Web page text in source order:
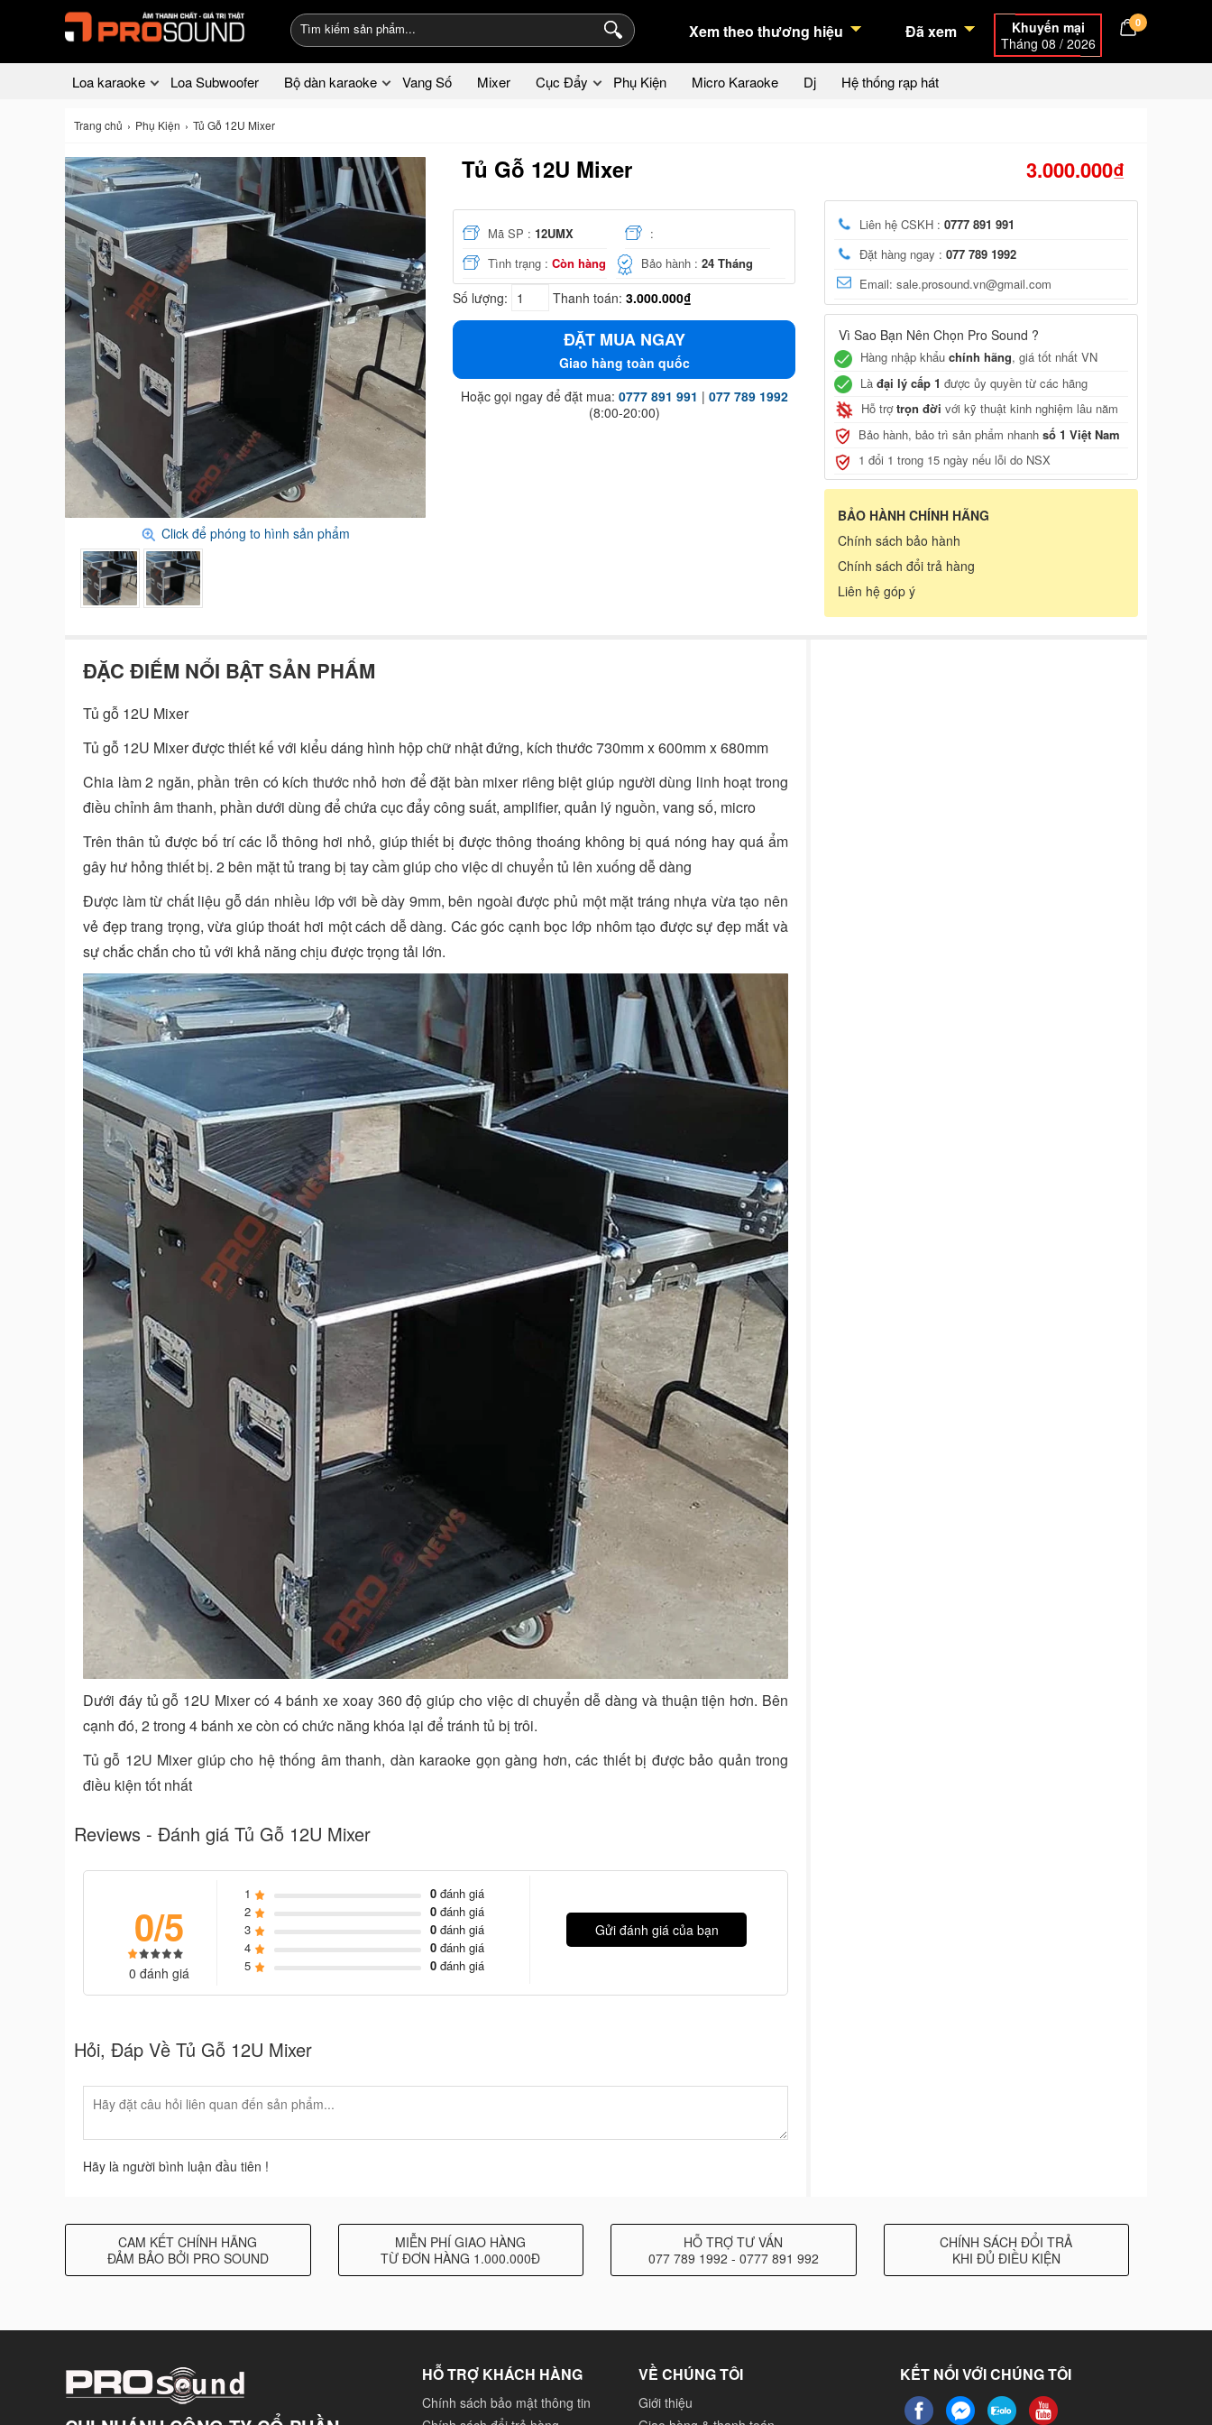
Xem theo thương hiệu Đã xem
Khuyến mại
Tháng 08 / 2026
0
Loa karaoke Loa Subwoofer Bộ dàn karaoke Vang Số Mixer Cục Đẩy Phụ Kiện Micro Karaoke Dj Hệ thống rạp hát
Trang chủ Phụ Kiện Tủ Gỗ 12U Mixer
Click để phóng to hình sản phẩm
Tủ Gỗ 12U Mixer 3.000.000₫
Mã SP : 12UMX
:
Tình trạng : Còn hàng Bảo hành :24 Tháng
Số lượng: Thanh toán: 3.000.000₫
ĐẶT MUA NGAY
Giao hàng toàn quốc
Hoặc gọi ngay để đặt mua: 0777 891 991 | 077 789 1992
(8:00-20:00)
Liên hệ CSKH : 0777 891 991
Đặt hàng ngay : 077 789 1992
Email: sale.prosound.vn@gmail.com
Vì Sao Bạn Nên Chọn Pro Sound ?
Hàng nhập khẩu chính hãng, giá tốt nhất VN
Là đại lý cấp 1 được ủy quyền từ các hãng
Hỗ trợtrọn đời với kỹ thuật kinh nghiệm lâu năm
Bảo hành, bảo trì sản phẩm nhanh số 1 Việt Nam
1 đổi 1 trong 15 ngày nếu lỗi do NSX
BẢO HÀNH CHÍNH HÃNG
Chính sách bảo hành
Chính sách đổi trả hàng
Liên hệ góp ý
ĐẶC ĐIỂM NỔI BẬT SẢN PHẨM
Tủ gỗ 12U Mixer
Tủ gỗ 12U Mixer được thiết kế với kiểu dáng hình hộp chữ nhật đứng, kích thước 730mm x 600mm x 680mm
Chia làm 2 ngăn, phần trên có kích thước nhỏ hơn để đặt bàn mixer riêng biệt giúp người dùng linh hoạt trong
điều chỉnh âm thanh, phần dưới dùng để chứa cục đẩy công suất, amplifier, quản lý nguồn, vang số, micro
Trên thân tủ được bố trí các lỗ thông hơi nhỏ, giúp thiết bị được thông thoáng không bị quá nóng hay quá ẩm
gây hư hỏng thiết bị. 2 bên mặt tủ trang bị tay cầm giúp cho việc di chuyển tủ lên xuống dễ dàng
Được làm từ chất liệu gỗ dán nhiều lớp với bề dày 9mm, bên ngoài được phủ một mặt tráng nhựa vừa tạo nên
vẻ đẹp trang trọng, vừa giúp thoát hơi một cách dễ dàng. Các góc cạnh bọc lớp nhôm tạo được sự đẹp mắt và
sự chắc chắn cho tủ với khả năng chịu được trọng tải lớn.
Dưới đáy tủ gỗ 12U Mixer có 4 bánh xe xoay 360 độ giúp cho việc di chuyển dễ dàng và thuận tiện hơn. Bên
cạnh đó, 2 trong 4 bánh xe còn có chức năng khóa lại để tránh tủ bị trôi.
Tủ gỗ 12U Mixer giúp cho hệ thống âm thanh, dàn karaoke gọn gàng hơn, các thiết bị được bảo quản trong
điều kiện tốt nhất
Reviews - Đánh giá Tủ Gỗ 12U Mixer
0/5
0 đánh giá
1 0đánh giá
2
0đánh giá
3
0đánh giá
4
0đánh giá
5
0đánh giá
Gửi đánh giá của bạn
Hỏi, Đáp Về Tủ Gỗ 12U Mixer
Hãy là người bình luận đầu tiên !
CAM KẾT CHÍNH HÃNG
ĐẢM BẢO BỞI PRO SOUND
MIỄN PHÍ GIAO HÀNG
TỪ ĐƠN HÀNG 1.000.000Đ
HỖ TRỢ TƯ VẤN
077 789 1992 - 0777 891 992
CHÍNH SÁCH ĐỔI TRẢ
KHI ĐỦ ĐIỀU KIỆN
HỖ TRỢ KHÁCH HÀNG
Chính sách bảo mật thông tin
VỀ CHÚNG TÔI
Giới thiệu
KẾT NỐI VỚI CHÚNG TÔI